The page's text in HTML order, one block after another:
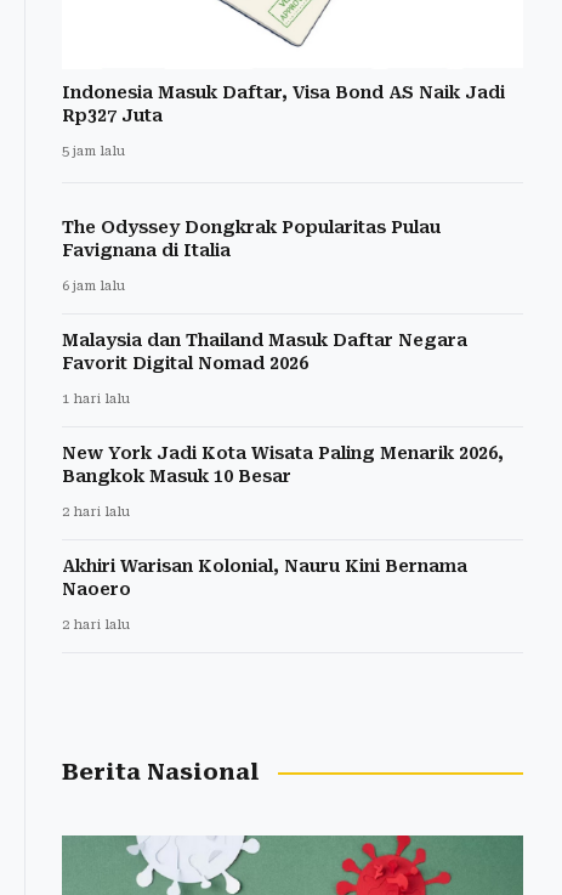
Indonesia Masuk Daftar, Visa Bond AS Naik Jadi
Rp327 Juta
5 jam lalu
The Odyssey Dongkrak Popularitas Pulau
Favignana di Italia
6 jam lalu
Malaysia dan Thailand Masuk Daftar Negara
Favorit Digital Nomad 2026
1 hari lalu
New York Jadi Kota Wisata Paling Menarik 2026,
Bangkok Masuk 10 Besar
2 hari lalu
Akhiri Warisan Kolonial, Nauru Kini Bernama
Naoero
2 hari lalu
Berita Nasional